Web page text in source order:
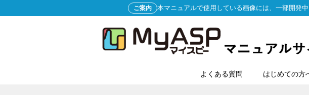
ご案内 本マニュアルで使用している画像には、一部開発
よくある質問 はじめての方